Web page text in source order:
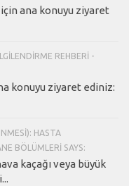
ana konuyu ziyaret
REHBERI -
konuyu ziyaret ediniz:
HASTA
BÖLÜMLERI SAYS:
kaçağı veya büyük